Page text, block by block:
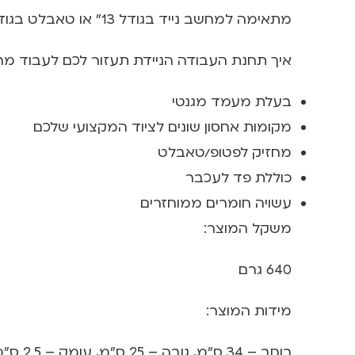
מתאימה למחשב נייד בגודל 13" או טאבלט בגודל 12.9"
איך תחנת העבודה הניידת תעזור לכם לעבוד
בעלת מעמד מגנטי
מקומות אחסון שונים לציוד המקצועי שלכם
מחזיק לפטופ/טאבלט
כוללת פד לעכבר
עשויה חומרים ממוחזרים
משקל המוצר:
640 גרם
מידות המוצר: